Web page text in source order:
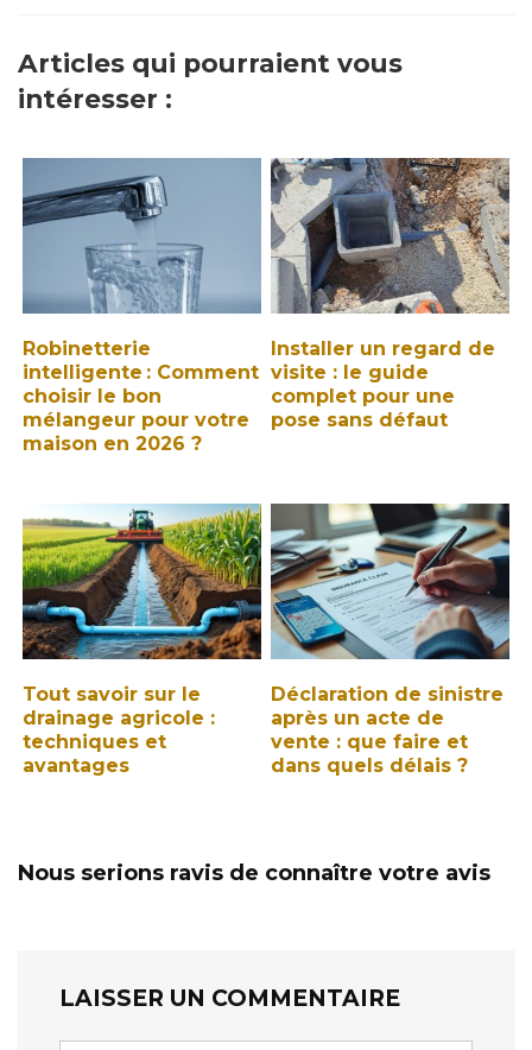
Articles qui pourraient vous
intéresser :
Robinetterie
intelligente : Comment
choisir le bon
mélangeur pour votre
maison en 2026 ?
Installer un regard de
visite : le guide
complet pour une
pose sans défaut
Tout savoir sur le
drainage agricole :
techniques et
avantages
Déclaration de sinistre
après un acte de
vente : que faire et
dans quels délais ?
Nous serions ravis de connaître votre avis
LAISSER UN COMMENTAIRE